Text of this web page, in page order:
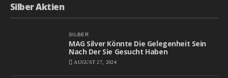
Silber Aktien
SILBER
MAG Silver Könnte Die Gelegenheit Sein
Nach Der Sie Gesucht Haben
AUGUST 27, 2024